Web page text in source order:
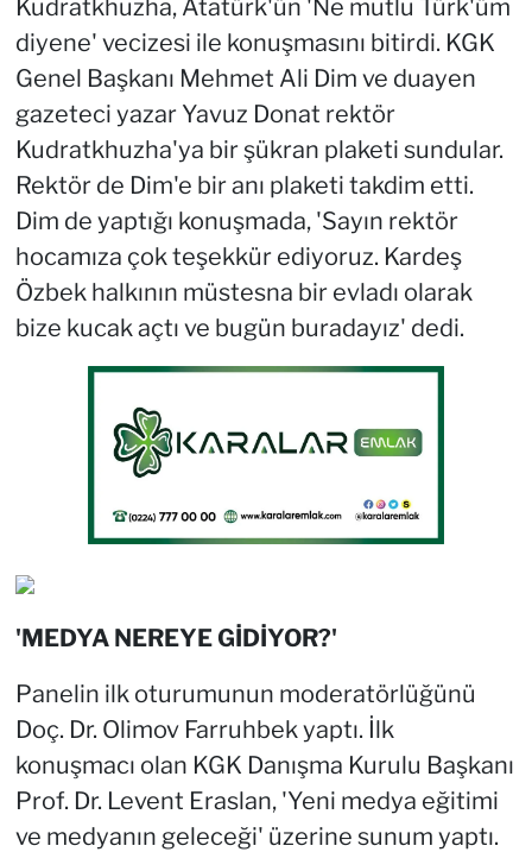
Kudratkhuzha, Atatürk'ün 'Ne mutlu Türk'üm
diyene' vecizesi ile konuşmasını bitirdi. KGK
Genel Başkanı Mehmet Ali Dim ve duayen
gazeteci yazar Yavuz Donat rektör
Kudratkhuzha'ya bir şükran plaketi sundular.
Rektör de Dim'e bir anı plaketi takdim etti.
Dim de yaptığı konuşmada, 'Sayın rektör
hocamıza çok teşekkür ediyoruz. Kardeş
Özbek halkının müstesna bir evladı olarak
bize kucak açtı ve bugün buradayız' dedi.
'MEDYA NEREYE GİDİYOR?'
Panelin ilk oturumunun moderatörlüğünü
Doç. Dr. Olimov Farruhbek yaptı. İlk
konuşmacı olan KGK Danışma Kurulu Başkanı
Prof. Dr. Levent Eraslan, 'Yeni medya eğitimi
ve medyanın geleceği' üzerine sunum yaptı.